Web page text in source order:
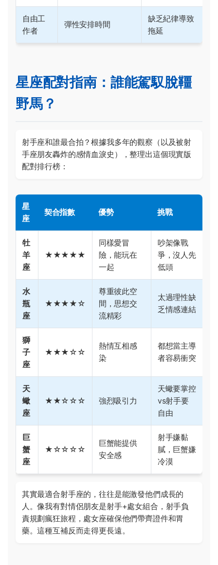
自由工
作者
彈性安排時間
缺乏紀律導致
拖延
星座配對指南：誰能駕馭脫韁
野馬？
射手座和誰最合拍？根據我多年的觀察（以及被射
手座朋友轟炸的感情血淚史），整理出這個現實版
配對排行榜：
星
座
契合指數 優勢 挑戰
牡
羊
座
★★★★★
同樣愛冒
險，能玩在
一起
吵架像戰
爭，沒人先
低頭
水
瓶
座
★★★★☆
尊重彼此空
間，思想交
流精彩
太過理性缺
乏情感連結
獅
子
座
★★★☆☆
熱情互相感
染
都想當主導
者容易衝突
天
蠍
座
★★☆☆☆ 強烈吸引力
天蠍要掌控
vs射手要
自由
巨
蟹
座
★☆☆☆☆
巨蟹能提供
安全感
射手嫌黏
膩，巨蟹嫌
冷漠
其實最適合射手座的，往往是能激發他們成長的
人。像我有對情侶朋友是射手+處女組合，射手負
責規劃瘋狂旅程，處女座確保他們帶齊證件和胃
藥。這種互補反而走得更長遠。